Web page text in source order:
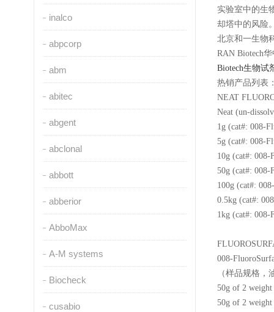
inalco
abpcorp
abm
abitec
abgent
abclonal
abbott
abberior
AbboMax
A-M systems
Biocheck
cusabio
实验室中的生
却塔中的风险
北京和一生物
RAN Biotech
Biotech生物试
热销产品列表
NEAT
Neat (un-
1g (cat#: 008-
5g (cat#: 008-
10g (cat#: 008-
50g (cat#: 008-
100g (cat#:
0.5kg (cat#:
1kg (cat#: 008-
008-
（样品规格
50g of 2
50g of 2